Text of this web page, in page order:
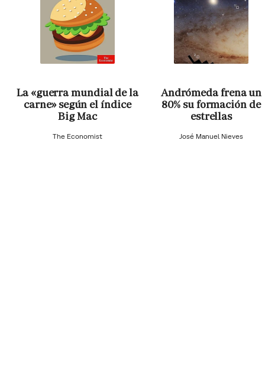
La «guerra mundial de la
carne» según el índice
Big Mac
The Economist
Andrómeda frena un
80% su formación de
estrellas
José Manuel Nieves